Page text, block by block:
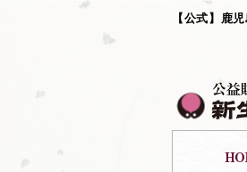
【公式】鹿